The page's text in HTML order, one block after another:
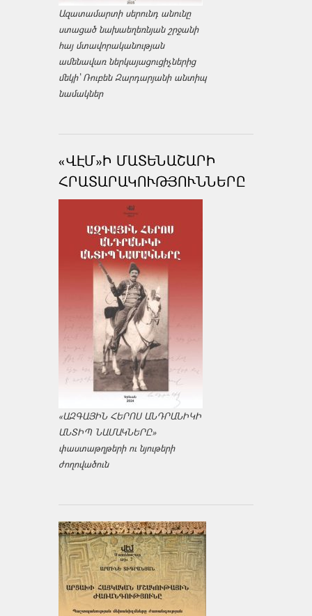
Ազատամարտի սերունդ անունը
ստացած նախաեղեռնյան շրջանի
հայ մտավորականության
ամենավառ ներկայացուցիչներից
մեկի՝ Ռուբեն Զարդարյանի անտիպ
նամակներ
«ՎԷՄ»Ի ՄԱՏԵՆԱՇԱՐԻ
ՀՐԱՏԱՐԱԿՈՒԹՅՈՒՆՆԵՐԸ
«ԱԶԳԱՅԻՆ ՀԵՐՈՍ ԱՆԴՐԱՆԻԿԻ
ԱՆՏԻՊ ՆԱՄԱԿՆԵՐԸ»
փաստաթղթերի ու նյութերի
ժողովածուն